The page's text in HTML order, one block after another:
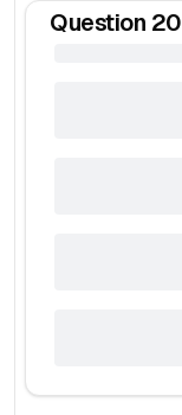
Question 20